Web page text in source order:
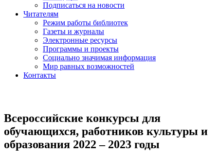
Подписаться на новости
Читателям
Режим работы библиотек
Газеты и журналы
Электронные ресурсы
Программы и проекты
Социально значимая информация
Мир равных возможностей
Контакты
Всероссийские конкурсы для
обучающихся, работников культуры и
образования 2022 – 2023 годы